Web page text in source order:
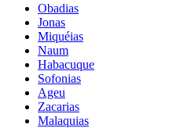
Obadias
Jonas
Miquéias
Naum
Habacuque
Sofonias
Ageu
Zacarias
Malaquias